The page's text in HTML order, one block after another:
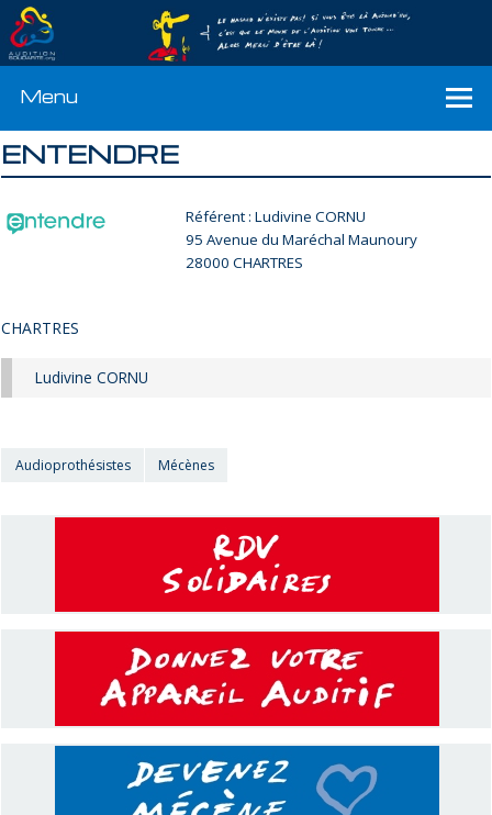
Menu
ENTENDRE
Référent : Ludivine CORNU
95 Avenue du Maréchal Maunoury
28000 CHARTRES
CHARTRES
Ludivine CORNU
Audioprothésistes Mécènes